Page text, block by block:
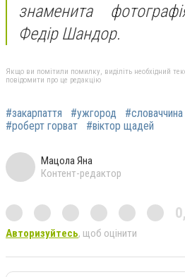
знаменита
Федір Шандор.
Якщо ви помітили помилку, виділіть необхідний
повідомити про це редакцію
#закарпаття #ужгород #словаччина
#роберт горват
#віктор щадей
Мацола Яна
Контент-редактор
Авторизуйтесь, щоб оцінити